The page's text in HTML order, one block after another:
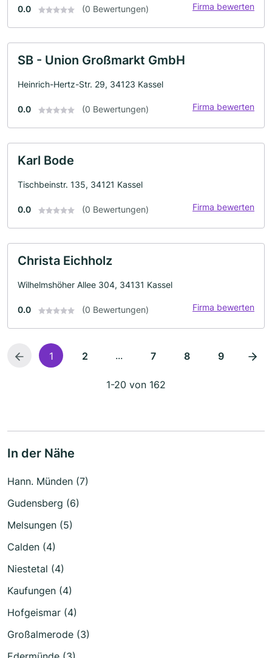
0.0 (0 Bewertungen) Firma bewerten
SB - Union Großmarkt GmbH
Heinrich-Hertz-Str. 29, 34123 Kassel
0.0 (0 Bewertungen) Firma bewerten
Karl Bode
Tischbeinstr. 135, 34121 Kassel
0.0 (0 Bewertungen) Firma bewerten
Christa Eichholz
Wilhelmshöher Allee 304, 34131 Kassel
0.0 (0 Bewertungen) Firma bewerten
1 2 ... 7 8 9
1-20 von 162
In der Nähe
Hann. Münden (7)
Gudensberg (6)
Melsungen (5)
Calden (4)
Niestetal (4)
Kaufungen (4)
Hofgeismar (4)
Großalmerode (3)